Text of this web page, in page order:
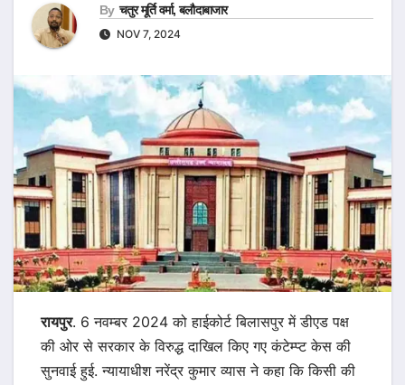
By चतुर मूर्ति वर्मा, बलौदाबाजार
NOV 7, 2024
रायपुर. 6 नवम्बर 2024 को हाईकोर्ट बिलासपुर में डीएड पक्ष
की ओर से सरकार के विरुद्ध दाखिल किए गए कंटेम्प्ट केस की
सुनवाई हुई. न्यायाधीश नरेंद्र कुमार व्यास ने कहा कि किसी की